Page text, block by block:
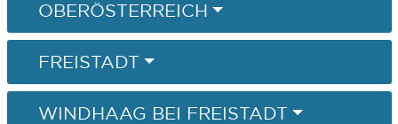
OBERÖSTERREICH
FREISTADT
WINDHAAG BEI FREISTADT